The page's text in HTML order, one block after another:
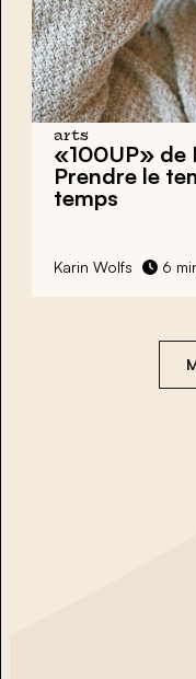
arts
«100UP» de
Prendre le
temps
Karin Wolfs 6